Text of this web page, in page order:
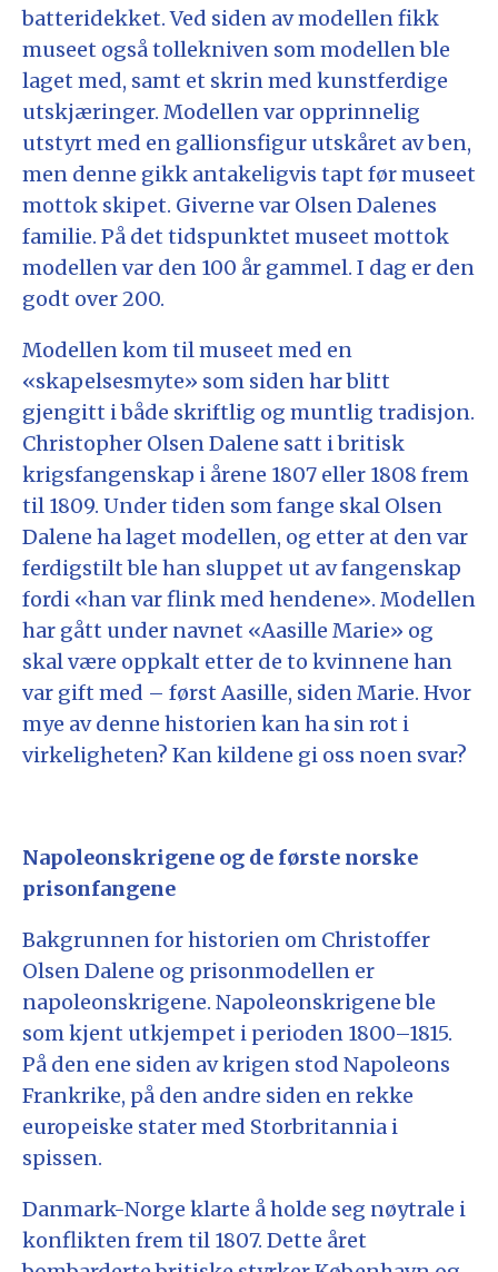
batteridekket. Ved siden av modellen fikk
museet også tollekniven som modellen ble
laget med, samt et skrin med kunstferdige
utskjæringer. Modellen var opprinnelig
utstyrt med en gallionsfigur utskåret av ben,
men denne gikk antakeligvis tapt før museet
mottok skipet. Giverne var Olsen Dalenes
familie. På det tidspunktet museet mottok
modellen var den 100 år gammel. I dag er den
godt over 200.
Modellen kom til museet med en
«skapelsesmyte» som siden har blitt
gjengitt i både skriftlig og muntlig tradisjon.
Christopher Olsen Dalene satt i britisk
krigsfangenskap i årene 1807 eller 1808 frem
til 1809. Under tiden som fange skal Olsen
Dalene ha laget modellen, og etter at den var
ferdigstilt ble han sluppet ut av fangenskap
fordi «han var flink med hendene». Modellen
har gått under navnet «Aasille Marie» og
skal være oppkalt etter de to kvinnene han
var gift med – først Aasille, siden Marie. Hvor
mye av denne historien kan ha sin rot i
virkeligheten? Kan kildene gi oss noen svar?
Napoleonskrigene og de første norske
prisonfangene
Bakgrunnen for historien om Christoffer
Olsen Dalene og prisonmodellen er
napoleonskrigene. Napoleonskrigene ble
som kjent utkjempet i perioden 1800–1815.
På den ene siden av krigen stod Napoleons
Frankrike, på den andre siden en rekke
europeiske stater med Storbritannia i
spissen.
Danmark-Norge klarte å holde seg nøytrale i
konflikten frem til 1807. Dette året